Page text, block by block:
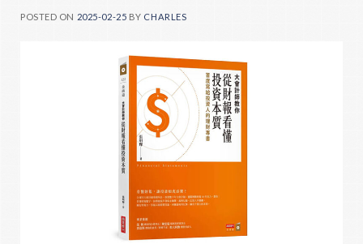
POSTED ON 2025-02-25 BY CHARLES